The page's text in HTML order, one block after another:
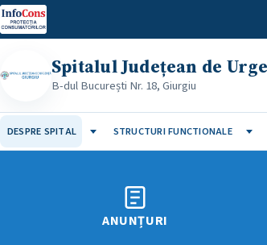
InfoCons
Spitalul Județean de
B-dul București Nr. 18, Giurgiu
DESPRE SPITAL STRUCTURI FUNCTIONALE
ANUNȚURI